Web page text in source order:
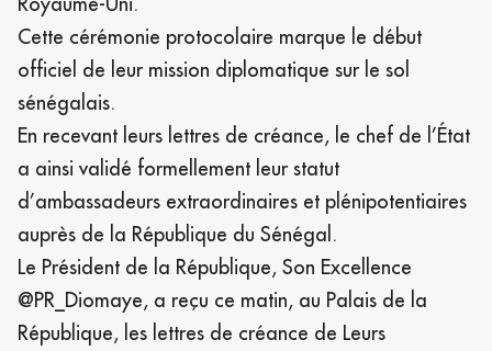
Cette cérémonie protocolaire marque le début
officiel de leur mission diplomatique sur le sol
sénégalais.
En recevant leurs lettres de créance, le chef de l’État
a ainsi validé formellement leur statut
d’ambassadeurs extraordinaires et plénipotentiaires
auprès de la République du Sénégal.
Le Président de la République, Son Excellence
@PR_Diomaye, a reçu ce matin, au Palais de la
République, les lettres de créance de Leurs